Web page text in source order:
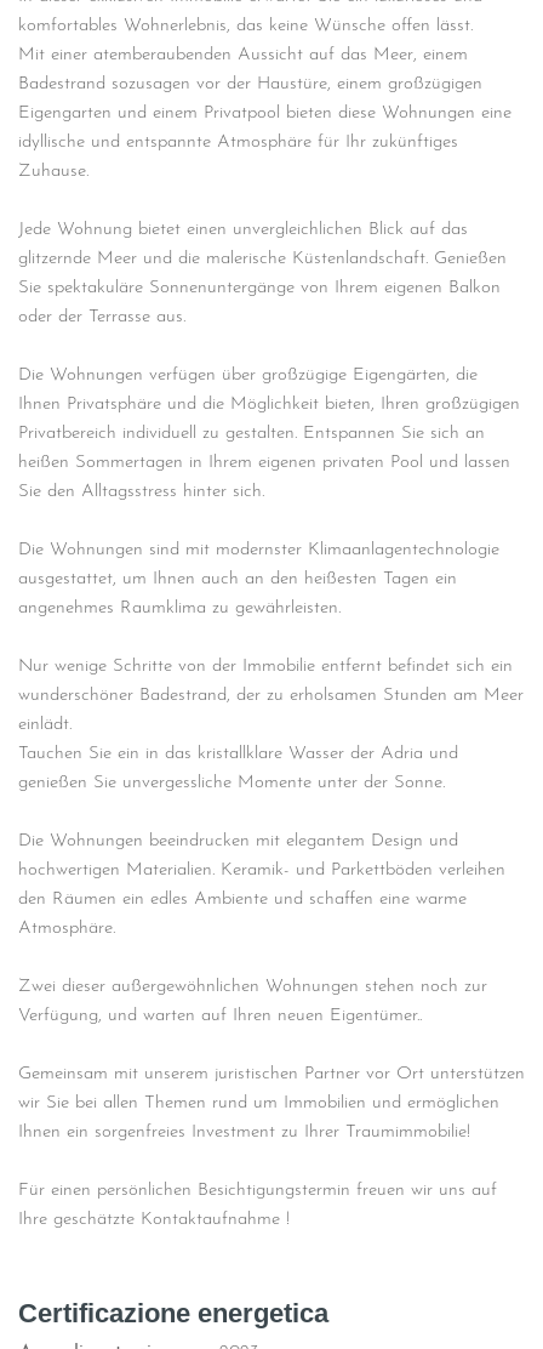
komfortables Wohnerlebnis, das keine Wünsche offen lässt.
Mit einer atemberaubenden Aussicht auf das Meer, einem
Badestrand sozusagen vor der Haustüre, einem großzügigen
Eigengarten und einem Privatpool bieten diese Wohnungen eine
idyllische und entspannte Atmosphäre für Ihr zukünftiges
Zuhause.
Jede Wohnung bietet einen unvergleichlichen Blick auf das
glitzernde Meer und die malerische Küstenlandschaft. Genießen
Sie spektakuläre Sonnenuntergänge von Ihrem eigenen Balkon
oder der Terrasse aus.
Die Wohnungen verfügen über großzügige Eigengärten, die
Ihnen Privatsphäre und die Möglichkeit bieten, Ihren großzügigen
Privatbereich individuell zu gestalten. Entspannen Sie sich an
heißen Sommertagen in Ihrem eigenen privaten Pool und lassen
Sie den Alltagsstress hinter sich.
Die Wohnungen sind mit modernster Klimaanlagentechnologie
ausgestattet, um Ihnen auch an den heißesten Tagen ein
angenehmes Raumklima zu gewährleisten.
Nur wenige Schritte von der Immobilie entfernt befindet sich ein
wunderschöner Badestrand, der zu erholsamen Stunden am Meer
einlädt.
Tauchen Sie ein in das kristallklare Wasser der Adria und
genießen Sie unvergessliche Momente unter der Sonne.
Die Wohnungen beeindrucken mit elegantem Design und
hochwertigen Materialien. Keramik- und Parkettböden verleihen
den Räumen ein edles Ambiente und schaffen eine warme
Atmosphäre.
Zwei dieser außergewöhnlichen Wohnungen stehen noch zur
Verfügung, und warten auf Ihren neuen Eigentümer..
Gemeinsam mit unserem juristischen Partner vor Ort unterstützen
wir Sie bei allen Themen rund um Immobilien und ermöglichen
Ihnen ein sorgenfreies Investment zu Ihrer Traumimmobilie!
Für einen persönlichen Besichtigungstermin freuen wir uns auf
Ihre geschätzte Kontaktaufnahme !
Certificazione energetica